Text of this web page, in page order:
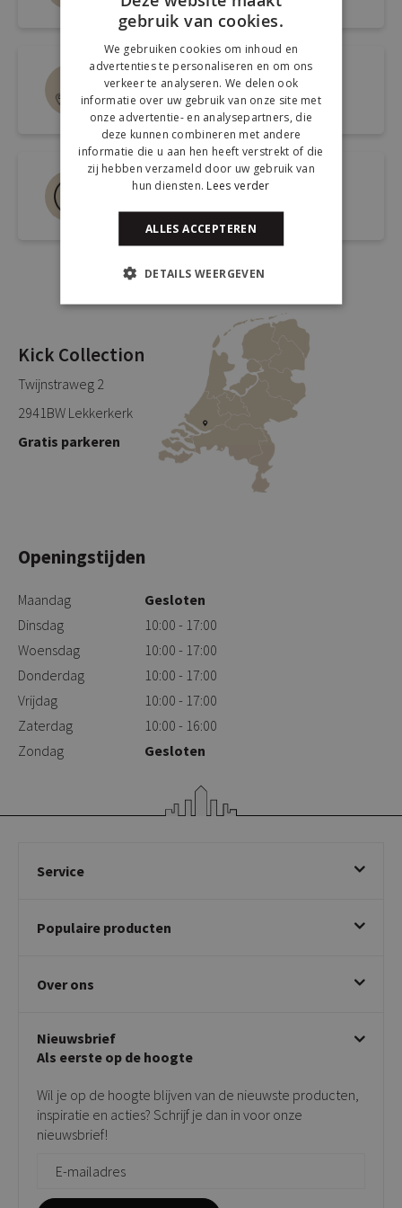
Route naar de winkel
Open link naar Google Maps
Bel ons 0180-660999
Spreek een medewerker
Kick Collection
Twijnstraweg 2
2941BW Lekkerkerk
Gratis parkeren
Openingstijden
Maandag
Gesloten
Dinsdag
10:00 - 17:00
Woensdag
10:00 - 17:00
Donderdag
10:00 - 17:00
Vrijdag
10:00 - 17:00
Zaterdag
10:00 - 16:00
Zondag
Gesloten
Service
Betalen & annuleren
Klachtafhandeling
Privacy policy
Populaire producten
Draaibare eetkamerstoelen
Taupe stoelen
Tuinstoelen
Bijzettafels
Over ons
Showroom
Contact
Onderhoudsproducten
Vloerbescherming
Giftcards
Nieuwsbrief
Als eerste op de hoogte
Wil je op de hoogte blijven van de nieuwste producten,
inspiratie en acties? Schrijf je dan in voor onze
nieuwsbrief!
gebruik van cookies.
We gebruiken cookies om inhoud en
advertenties te personaliseren en om ons
verkeer te analyseren. We delen ook
informatie over uw gebruik van onze site met
onze advertentie- en analysepartners, die
deze kunnen combineren met andere
informatie die u aan hen heeft verstrekt of die
zij hebben verzameld door uw gebruik van
hun diensten. Lees verder
ALLES ACCEPTEREN
DETAILS WEERGEVEN